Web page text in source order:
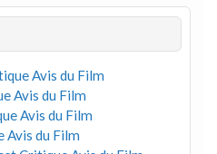
Avis du Film
Avis du Film
Avis du Film
Avis du Film